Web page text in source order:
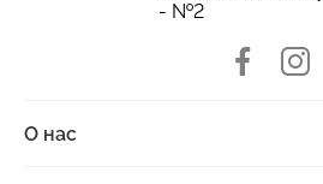
О нас